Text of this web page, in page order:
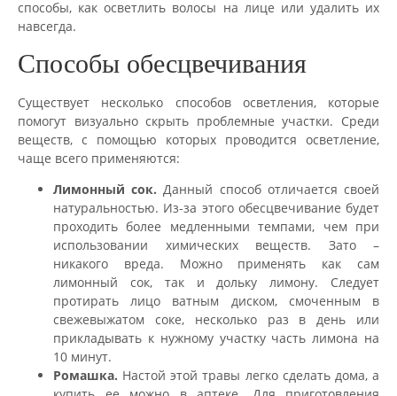
способы, как осветлить волосы на лице или удалить их
навсегда.
Способы обесцвечивания
Существует несколько способов осветления, которые
помогут визуально скрыть проблемные участки. Среди
веществ, с помощью которых проводится осветление,
чаще всего применяются:
Лимонный сок. Данный способ отличается своей
натуральностью. Из-за этого обесцвечивание будет
проходить более медленными темпами, чем при
использовании химических веществ. Зато –
никакого вреда. Можно применять как сам
лимонный сок, так и дольку лимону. Следует
протирать лицо ватным диском, смоченным в
свежевыжатом соке, несколько раз в день или
прикладывать к нужному участку часть лимона на
10 минут.
Ромашка. Настой этой травы легко сделать дома, а